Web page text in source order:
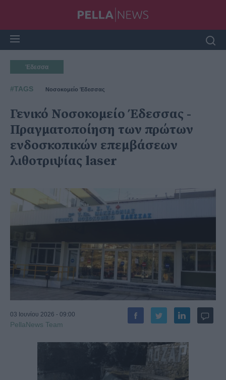
Έδεσσα
#TAGS Νοσοκομείο Έδεσσας
Γενικό Νοσοκομείο Έδεσσας -
Πραγματοποίηση των πρώτων
ενδοσκοπικών επεμβάσεων
λιθοτριψίας laser
03 Ιουνίου 2026 - 09:00
PellaNews Team